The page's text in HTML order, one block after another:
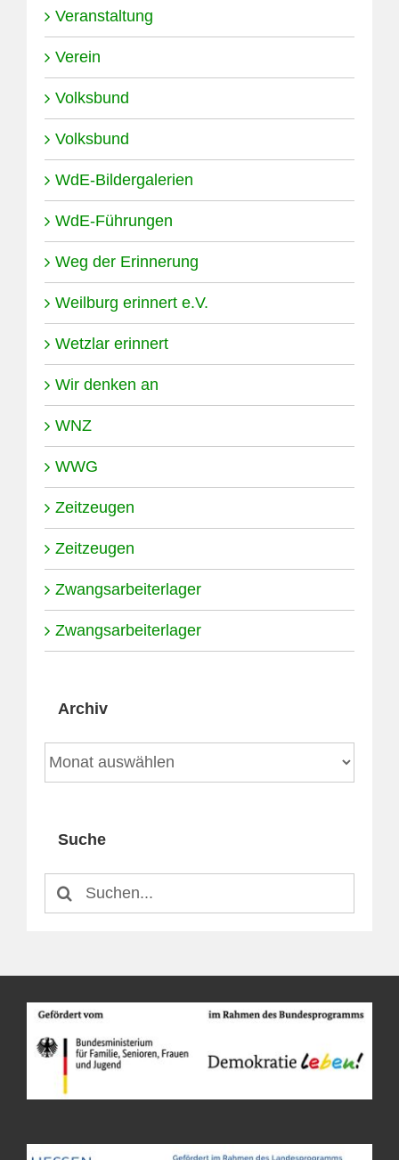
Veranstaltung
Verein
Volksbund
Volksbund
WdE-Bildergalerien
WdE-Führungen
Weg der Erinnerung
Weilburg erinnert e.V.
Wetzlar erinnert
Wir denken an
WNZ
WWG
Zeitzeugen
Zeitzeugen
Zwangsarbeiterlager
Zwangsarbeiterlager
Archiv
Suche
Suche
nach: